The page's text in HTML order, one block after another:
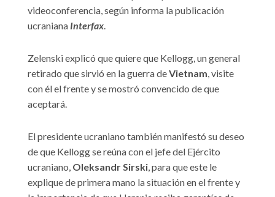
videoconferencia, según informa la publicación
ucraniana Interfax.
Zelenski explicó que quiere que Kellogg, un general
retirado que sirvió en la guerra deVietnam, visite
con él el frente y se mostró convencido de que
aceptará.
El presidente ucraniano también manifestó su deseo
de que Kellogg se reúna con el jefe del Ejército
ucraniano, Oleksandr Sirski, para que este le
explique de primera mano la situación en el frente y